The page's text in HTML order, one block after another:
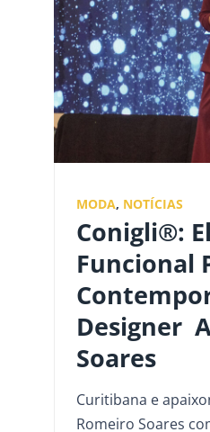
MODA, NOTÍCIAS
Conigli®:
Funcional
Designer
Soares
Curitibana e
Romeiro Soares